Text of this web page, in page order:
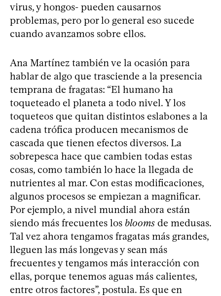
virus, y hongos- pueden causarnos
problemas, pero por lo general eso sucede
cuando avanzamos sobre ellos.
Ana Martínez también ve la ocasión para
hablar de algo que trasciende a la presencia
temprana de fragatas: “El humano ha
toqueteado el planeta a todo nivel. Y los
toqueteos que quitan distintos eslabones a la
cadena trófica producen mecanismos de
cascada que tienen efectos diversos. La
sobrepesca hace que cambien todas estas
cosas, como también lo hace la llegada de
nutrientes al mar. Con estas modificaciones,
algunos procesos se empiezan a magnificar.
Por ejemplo, a nivel mundial ahora están
siendo más frecuentes los blooms de medusas.
Tal vez ahora tengamos fragatas más grandes,
lleguen las más longevas y sean más
frecuentes y tengamos más interacción con
ellas, porque tenemos aguas más calientes,
entre otros factores”, postula. Es que en